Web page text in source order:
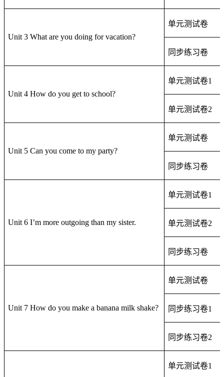
Unit 3 What are you doing for vacation?
单元测试卷
同步练习卷
Unit 4 How do you get to school?
单元测试卷1
单元测试卷2
Unit 5 Can you come to my party?
单元测试卷
同步练习卷
Unit 6 I’m more outgoing than my sister.
单元测试卷1
单元测试卷2
同步练习卷
Unit 7 How do you make a banana milk shake?
单元测试卷
同步练习卷1
同步练习卷2
单元测试卷1